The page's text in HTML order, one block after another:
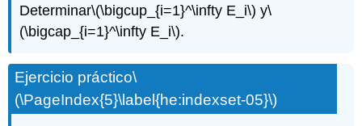
Determinar\(\bigcup_{i=1}^\infty E_i\) y\
(\bigcap_{i=1}^\infty E_i\).
Ejercicio práctico\
(\PageIndex{5}\label{he:indexset-05}\)